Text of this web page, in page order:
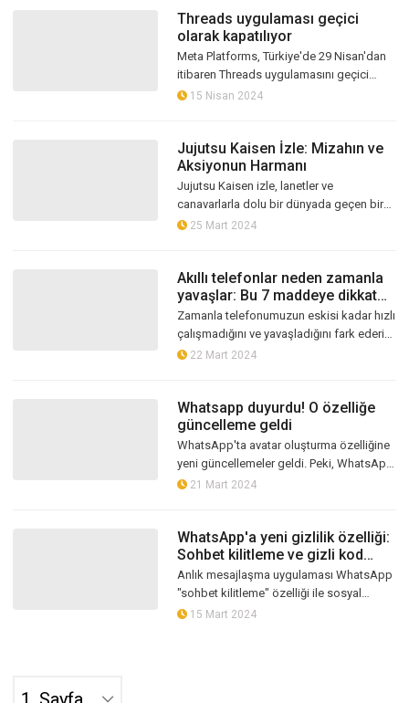
Threads uygulaması geçici
olarak kapatılıyor
Meta Platforms, Türkiye'de 29 Nisan'dan
itibaren Threads uygulamasını geçici
olarak kapatacağını duyurdu
15 Nisan 2024
Jujutsu Kaisen İzle: Mizahın ve
Aksiyonun Harmanı
Jujutsu Kaisen izle, lanetler ve
canavarlarla dolu bir dünyada geçen bir
anime serisi olmasına rağmen, içerdiği
25 Mart 2024
Akıllı telefonlar neden zamanla
yavaşlar: Bu 7 maddeye dikkat
edin!
Zamanla telefonumuzun eskisi kadar hızlı
çalışmadığını ve yavaşladığını fark ederiz
ve bu durum can sıkıcı olabilir. Peki
22 Mart 2024
Whatsapp duyurdu! O özelliğe
güncelleme geldi
WhatsApp'ta avatar oluşturma özelliğine
yeni güncellemeler geldi. Peki, WhatsApp
kullanıcılarına tekrar tanıtılan avatar
21 Mart 2024
WhatsApp'a yeni gizlilik özelliği:
Sohbet kilitleme ve gizli kod
oluşturma nasıl yapılır?
Anlık mesajlaşma uygulaması WhatsApp
"sohbet kilitleme" özelliği ile sosyal
medyanın en çok konuşulan konuları
15 Mart 2024